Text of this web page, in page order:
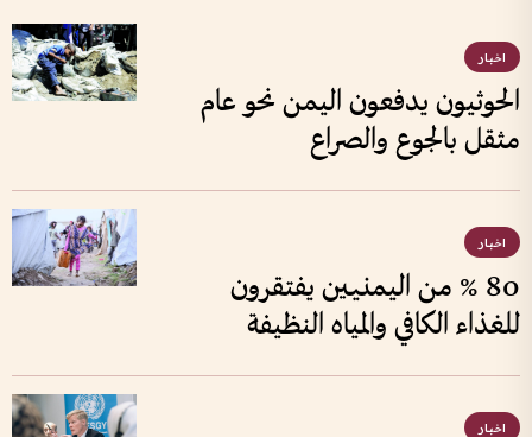
اخبار
الحوثيون يدفعون اليمن نحو عام
مثقل بالجوع والصراع
اخبار
80 % من اليمنيين يفتقرون
للغذاء الكافي والمياه النظيفة
اخبار